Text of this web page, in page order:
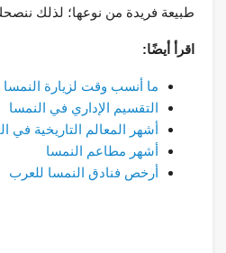
طبيعة فريدة من نوعها؛ لذلك
اقرأ أيضًا:
ما أنسب وقت لزيارة النمسا
التقسيم الإداري في النمسا
أشهر المعالم التاريخية في
أشهر مطاعم النمسا
أرخص فنادق النمسا للعرب